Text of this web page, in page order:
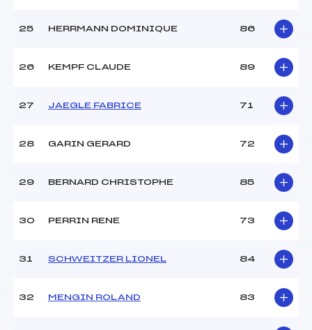
25 HERRMANN DOMINIQUE 86
26 KEMPF CLAUDE 89
27 JAEGLE FABRICE 71
28 GARIN GERARD 72
29 BERNARD CHRISTOPHE 85
30 PERRIN RENE 73
31 SCHWEITZER LIONEL 84
32 MENGIN ROLAND 83